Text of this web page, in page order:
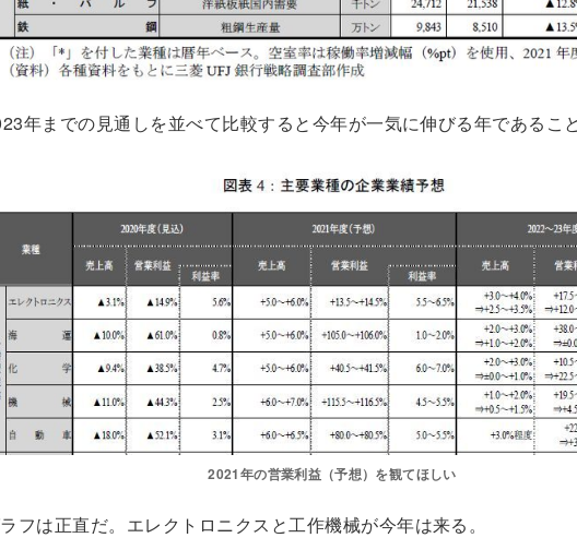
年までの見通しを並べて比較すると今年が一気に伸びる年であるこ
2021年の営業利益（予想）を観てほしい
フは正直だ。エレクトロニクスと工作機械が今年は来る。